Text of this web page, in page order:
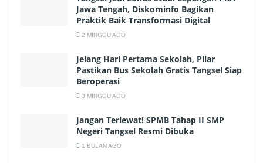
Jawa Tengah, Diskominfo Bagikan
Praktik Baik Transformasi Digital
2 MINGGU AGO
Jelang Hari Pertama Sekolah, Pilar
Pastikan Bus Sekolah Gratis Tangsel Siap
Beroperasi
3 MINGGU AGO
Jangan Terlewat! SPMB Tahap II SMP
Negeri Tangsel Resmi Dibuka
1 BULAN AGO